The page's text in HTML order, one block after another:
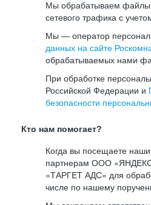
Мы обрабатываем файлы
сетевого трафика с
Мы — оператор
данных на сайте
обрабатываемых нами
При обработке
Российской Федерации и
безопасности
Кто нам помогает?
Когда вы посещаете
партнерам ООО
«ТАРГЕТ АДС» для
числе по нашему